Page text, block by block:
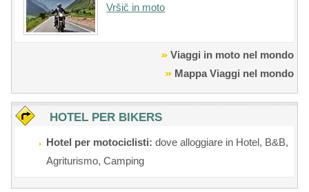
Vršič in moto
Viaggi in moto nel mondo
Mappa Viaggi nel mondo
HOTEL PER BIKERS
Hotel per motociclisti: dove alloggiare in Hotel, B&B,
Agriturismo, Camping